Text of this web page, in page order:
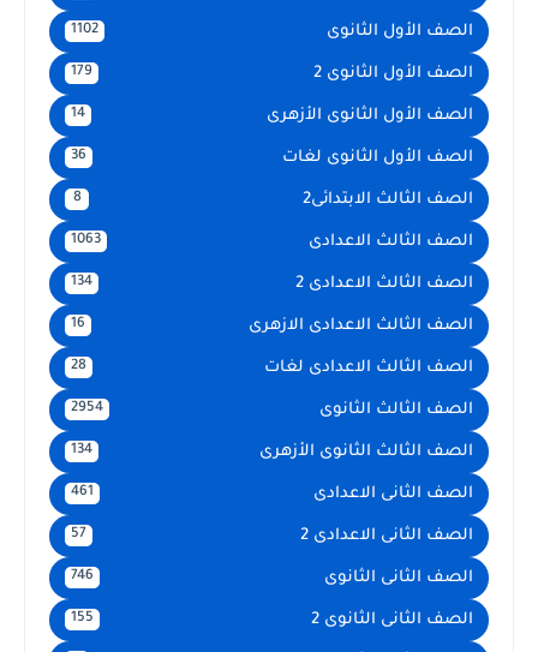
الصف الأول الثانوى 1102
الصف الأول الثانوى 2 179
الصف الأول الثانوى الأزهرى 14
الصف الأول الثانوى لغات 36
الصف الثالث الابتدائى2 8
الصف الثالث الاعدادى 1063
الصف الثالث الاعدادى 2 134
الصف الثالث الاعدادى الازهرى 16
الصف الثالث الاعدادى لغات 28
الصف الثالث الثانوى 2954
الصف الثالث الثانوى الأزهرى 134
الصف الثانى الاعدادى 461
الصف الثانى الاعدادى 2 57
الصف الثانى الثانوى 746
الصف الثانى الثانوى 2 155